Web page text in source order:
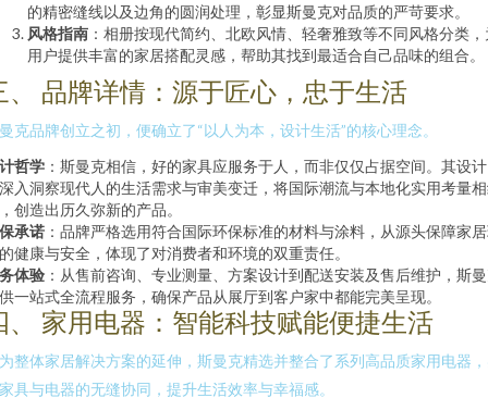
的精密缝线以及边角的圆润处理，彰显斯曼克对品质的严苛要求。
风格指南 ：相册按现代简约、北欧风情、轻奢雅致等不同风格分类，
用户提供丰富的家居搭配灵感，帮助其找到最适合自己品味的组合。
、 品牌详情：源于匠心，忠于生活
克品牌创立之初，便确立了“以人为本，设计生活”的核心理念。
哲学 ：斯曼克相信，好的家具应服务于人，而非仅仅占据空间。其设
入洞察现代人的生活需求与审美变迁，将国际潮流与本地化实用考量
创造出历久弥新的产品。
承诺 ：品牌严格选用符合国际环保标准的材料与涂料，从源头保障家
健康与安全，体现了对消费者和环境的双重责任。
体验 ：从售前咨询、专业测量、方案设计到配送安装及售后维护，斯
一站式全流程服务，确保产品从展厅到客户家中都能完美呈现。
、 家用电器：智能科技赋能便捷生活
整体家居解决方案的延伸，斯曼克精选并整合了系列高品质家用电器
具与电器的无缝协同，提升生活效率与幸福感。